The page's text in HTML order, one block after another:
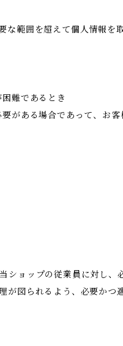
範囲を超えて個人情報を
難であるとき
がある場合であって、お
ショップの従業員に対し、
図られるよう、必要かつ